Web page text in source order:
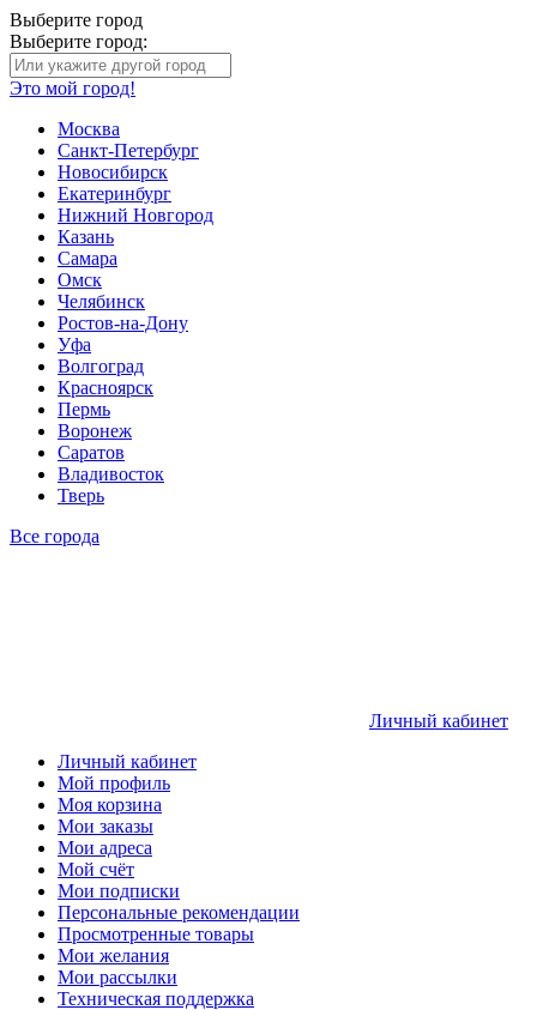
Выберите город
Выберите город:
Это мой город!
Москва
Санкт-Петербург
Новосибирск
Екатеринбург
Нижний Новгород
Казань
Самара
Омск
Челябинск
Ростов-на-Дону
Уфа
Волгоград
Красноярск
Пермь
Воронеж
Саратов
Владивосток
Тверь
Все города
Личный кабинет
Личный кабинет
Мой профиль
Моя корзина
Мои заказы
Мои адреса
Мой счёт
Мои подписки
Персональные рекомендации
Просмотренные товары
Мои желания
Мои рассылки
Техническая поддержка